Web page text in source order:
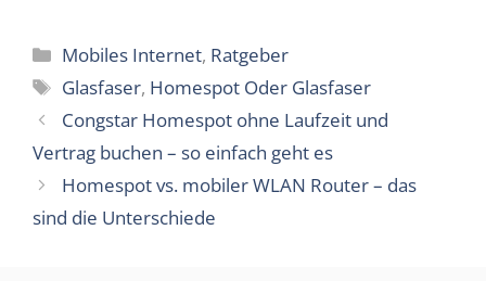
Kategorien
Mobiles Internet, Ratgeber
Schlagwörter
Glasfaser, Homespot Oder Glasfaser
Congstar Homespot ohne Laufzeit und
Vertrag buchen – so einfach geht es
Homespot vs. mobiler WLAN Router – das
sind die Unterschiede